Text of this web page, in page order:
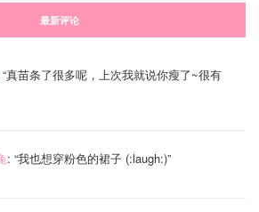
最新评论
真苗条了很多呢，上次我就说你瘦了~很有
: “我也想穿粉色的裙子 (:laugh:)”